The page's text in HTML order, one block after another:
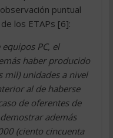
puntual
los ETAPs [6]:
PC, el
haber producido
mil) unidades a nivel
al de haberse
de oferentes de
además
(ciento cincuenta